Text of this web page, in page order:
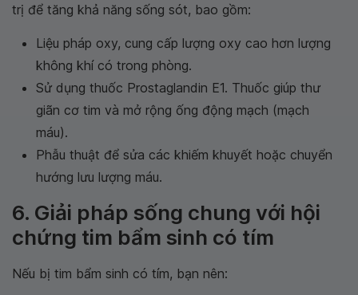
trị để tăng khả năng sống sót, bao gồm:
Liệu pháp oxy, cung cấp lượng oxy cao hơn lượng
không khí có trong phòng.
Sử dụng thuốc Prostaglandin E1. Thuốc giúp thư
giãn cơ tim và mở rộng ống động mạch (mạch
máu).
Phẫu thuật để sửa các khiếm khuyết hoặc chuyển
hướng lưu lượng máu.
6. Giải pháp sống chung với hội
chứng tim bẩm sinh có tím
Nếu bị tim bẩm sinh có tím, bạn nên: